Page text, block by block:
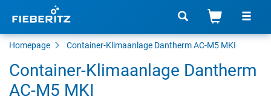
Homepage Container-Klimaanlage Dantherm AC-M5 MKI
Container-Klimaanlage Dantherm
AC-M5 MKI